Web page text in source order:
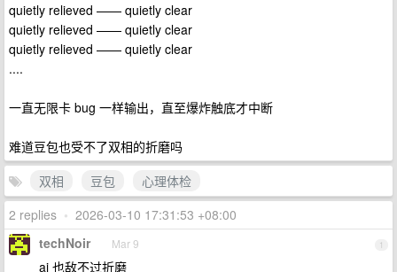
quietly relieved —— quietly clear
quietly relieved —— quietly clear
quietly relieved —— quietly clear
....
一直无限卡 bug 一样输出，直至爆炸触底才中断
难道豆包也受不了双相的折磨吗
双相
豆包
心理体检
2 replies • 2026-03-10 17:31:53 +08:00
1
techNoir Mar 9
ai 也敌不过折磨